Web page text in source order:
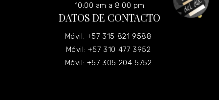
10:00 am a 8:00 pm
DATOS DE CONTACTO
Móvil: +57 315 821 9588
Móvil: +57 310 477 3952
Móvil: +57 305 204 5752